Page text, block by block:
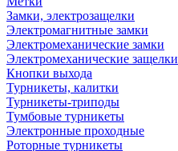
Замки, электрозащелки
Электромагнитные замки
Электромеханические замки
Электромеханические защелки
Кнопки выхода
Турникеты, калитки
Турникеты-триподы
Тумбовые турникеты
Электронные проходные
Роторные турникеты